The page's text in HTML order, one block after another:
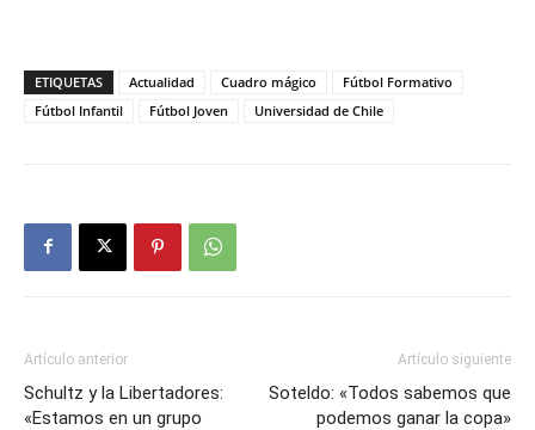
ETIQUETAS Actualidad Cuadro mágico
Fútbol Formativo
Fútbol Infantil
Fútbol Joven Universidad de Chile
Artículo anterior
Schultz y la Libertadores:
«Estamos en un grupo
Artículo siguiente
Soteldo: «Todos sabemos que
podemos ganar la copa»